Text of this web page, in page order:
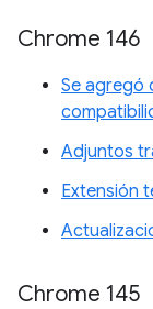
Chrome 146
Se agregó
Adjuntos
Extensión
Chrome 145